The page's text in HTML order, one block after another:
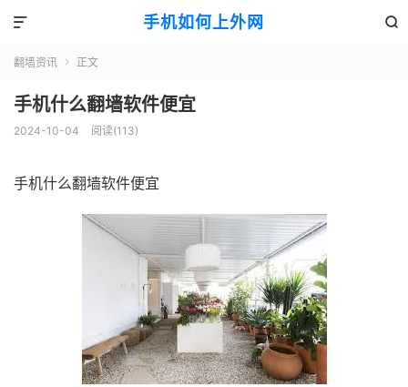
手机如何上外网 

翻墙资讯  正文
手机什么翻墙软件便宜
2024-10-04 阅读(113)
手机什么翻墙软件便宜